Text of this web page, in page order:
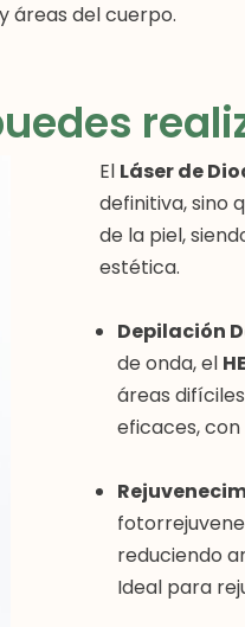
y áreas del cuerpo.
El Láser de
definitiva, sino
de la piel,
estética.
Depilación
de onda, el
áreas
eficaces, con
reduciendo
Ideal para